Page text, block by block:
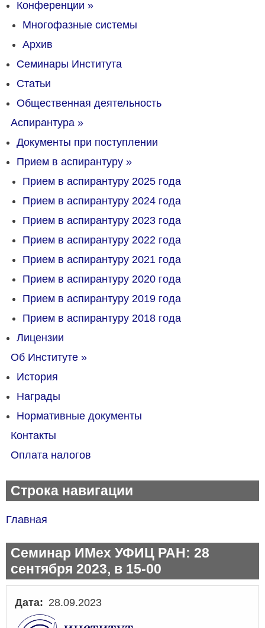
Конференции »
Многофазные системы
Архив
Семинары Института
Статьи
Общественная деятельность
Аспирантура »
Документы при поступлении
Прием в аспирантуру »
Прием в аспирантуру 2025 года
Прием в аспирантуру 2024 года
Прием в аспирантуру 2023 года
Прием в аспирантуру 2022 года
Прием в аспирантуру 2021 года
Прием в аспирантуру 2020 года
Прием в аспирантуру 2019 года
Прием в аспирантуру 2018 года
Лицензии
Об Институте »
История
Награды
Нормативные документы
Контакты
Оплата налогов
Строка навигации
Главная
Семинар ИМех УФИЦ РАН: 28
сентября 2023, в 15-00
Дата 28.09.2023